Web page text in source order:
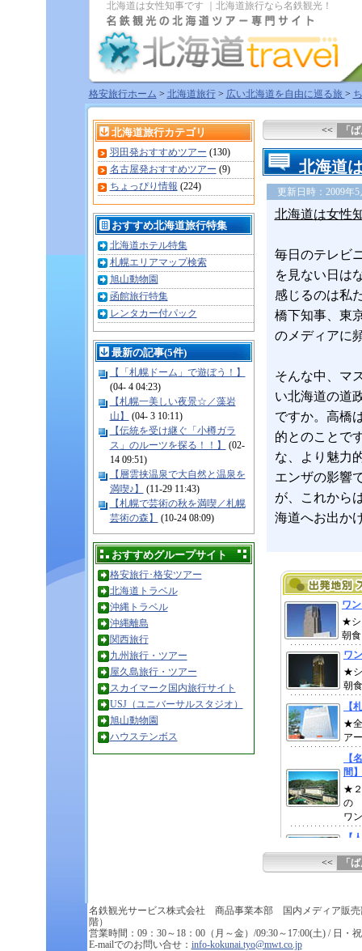
北海道は女性知事です ｜北海道旅行なら名鉄観光！
格安旅行ホーム > 北海道旅行> 広い北海道を自由に巡る旅 >
<< 「
北海道
更新日時：2009年5
北海道は女性
毎日のテレビ
を見ない日は
感じるのは私
橋下知事、東
のメディアに
そんな中、マ
い北海道の道
ですか。高橋
的とのことで
な、より魅力
エンザの影響
が、これから
海道へお出か
<< 「
北海道旅行カテゴリ
羽田発おすすめツアー (130)
名古屋発おすすめツアー (9)
ちょっぴり情報 (224)
おすすめ北海道旅行特集
北海道ホテル特集
札幌エリアマップ検索
旭山動物園
函館旅行特集
レンタカー付パック
最新の記事(5件)
【「札幌ドーム」で遊ぼう！】
(04- 4 04:23)
【札幌一美しい夜景☆／藻岩
山】
(04- 3 10:11)
【伝統を受け継ぐ「小樽ガラ
ス」のルーツを探る！！】
(02-
14 09:51)
【層雲挟温泉で大自然と温泉を
満喫♪】
(11-29 11:43)
【札幌で芸術の秋を満喫／札幌
芸術の森】
(10-24 08:09)
おすすめグループサイト
格安旅行･格安ツアー
北海道トラベル
沖縄トラベル
沖縄離島
関西旅行
九州旅行・ツアー
屋久島旅行・ツアー
スカイマーク国内旅行サイト
USJ（ユニバーサルスタジオ）
旭山動物園
ハウステンボス
名鉄観光サービス株式会社 商品事業本部 国内メディア販売
階）
営業時間：09：30～18：00（月～金）/09:30～17:00(土) / 日
E-mailでのお問い合せ： info-kokunai.tyo@mwt.co.jp